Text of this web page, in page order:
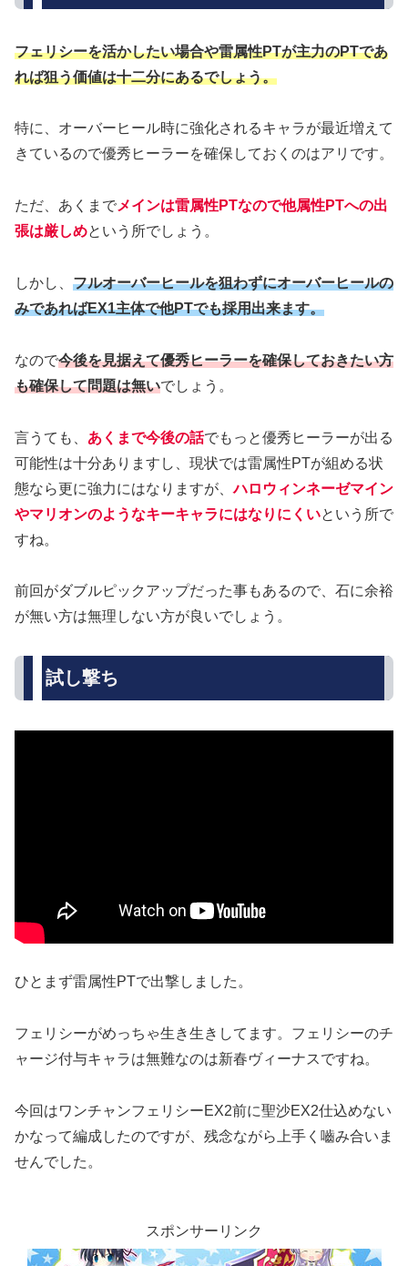
フェリシーを活かしたい場合や雷属性PTが主力のPTであ
れば狙う価値は十二分にあるでしょう。
特に、オーバーヒール時に強化されるキャラが最近増えて
きているので優秀ヒーラーを確保しておくのはアリです。
ただ、あくまでメインは雷属性PTなので他属性PTへの出
張は厳しめという所でしょう。
しかし、 フルオーバーヒールを狙わずにオーバーヒールの
みであればEX1主体で他PTでも採用出来ます。
なので今後を見据えて優秀ヒーラーを確保しておきたい方
も確保して問題は無いでしょう。
言うても、 あくまで今後の話でもっと優秀ヒーラーが出る
可能性は十分ありますし、現状では雷属性PTが組める状
態なら更に強力にはなりますが、ハロウィンネーゼマイン
やマリオンのようなキーキャラにはなりにくいという所で
すね。
前回がダブルピックアップだった事もあるので、石に余裕
が無い方は無理しない方が良いでしょう。
試し撃ち
ひとまず雷属性PTで出撃しました。
フェリシーがめっちゃ生き生きしてます。フェリシーのチ
ャージ付与キャラは無難なのは新春ヴィーナスですね。
今回はワンチャンフェリシーEX2前に聖沙EX2仕込めない
かなって編成したのですが、残念ながら上手く嚙み合いま
せんでした。
スポンサーリンク